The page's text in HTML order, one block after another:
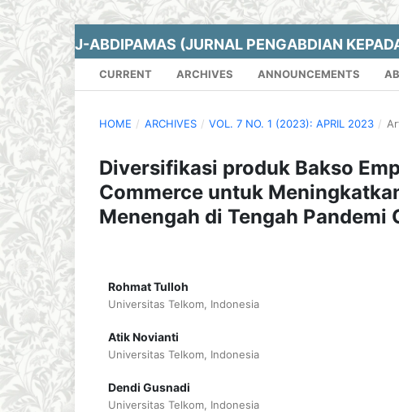
J-ABDIPAMAS (JURNAL PENGABDIAN
CURRENT ARCHIVES ANNOUNCEMENTS
HOME / ARCHIVES / VOL. 7 NO. 1 (2023): APRIL 2023 /
Diversifikasi produk Bakso
Commerce untuk
Menengah di Tengah Pandemi
Rohmat Tulloh
Universitas Telkom, Indonesia
Atik Novianti
Universitas Telkom, Indonesia
Dendi Gusnadi
Universitas Telkom, Indonesia